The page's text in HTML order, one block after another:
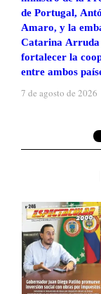
de Portugal,
Amaro, y la
Catarina
fortalecer la
entre ambos
7 de agosto de 2026